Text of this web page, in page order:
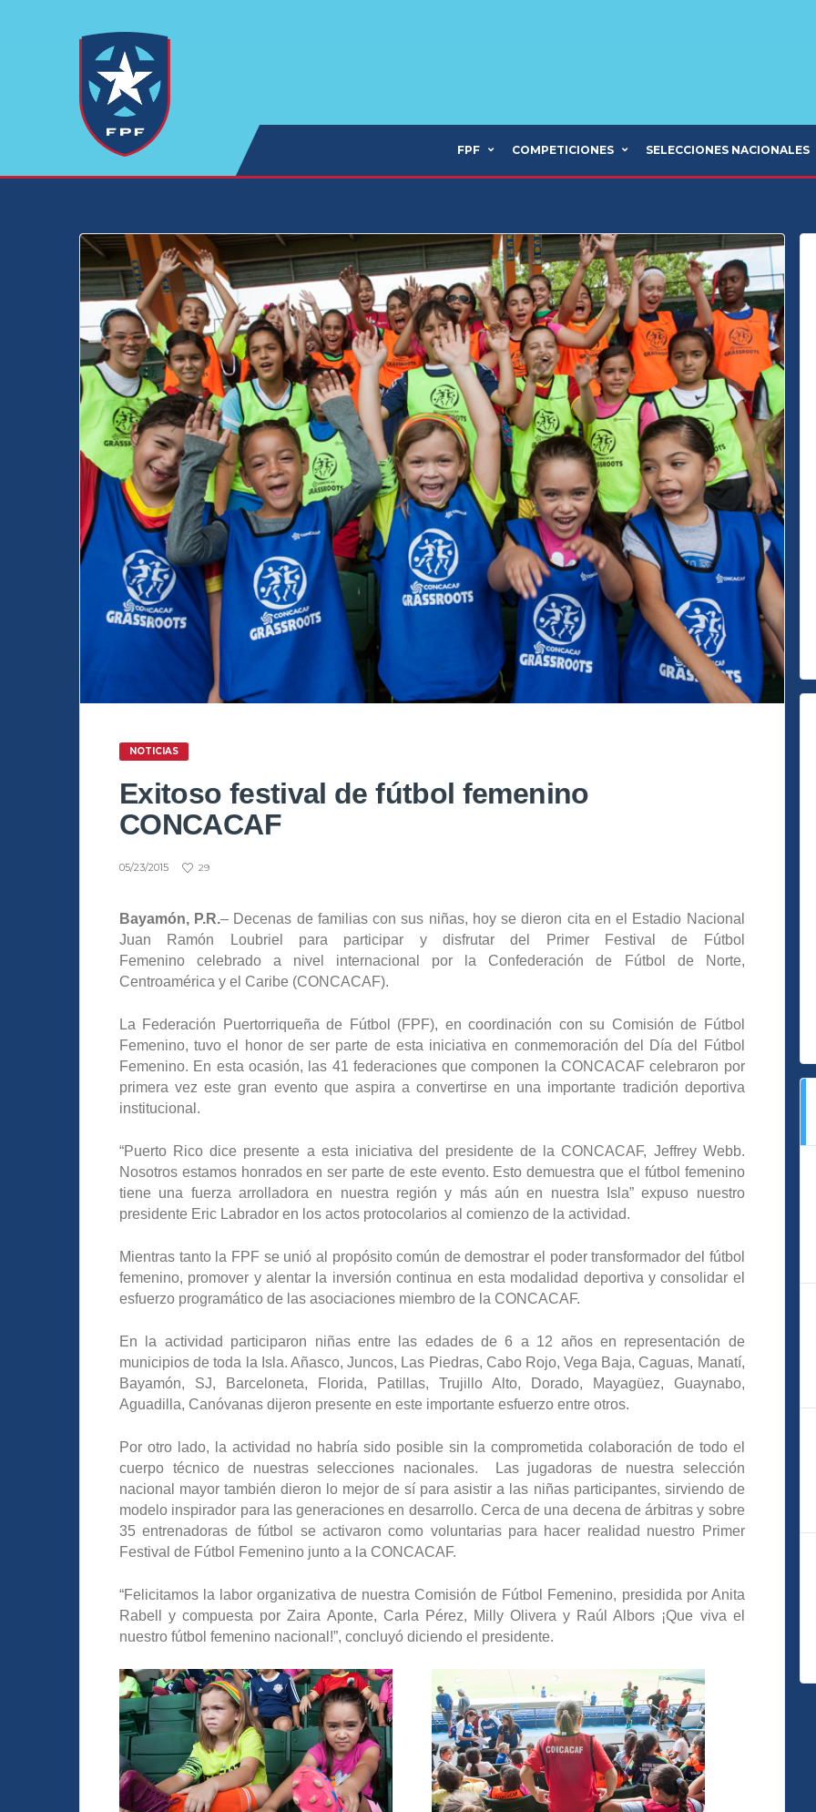
FPF COMPETICIONES SELECCIONES NACIONALES
NOTICIAS
Exitoso festival de fútbol femenino
CONCACAF
05/23/2015 29
Bayamón, P.R.– Decenas de familias con sus niñas, hoy se dieron cita en el Estadio Nacional
Juan Ramón Loubriel para participar y disfrutar del Primer Festival de Fútbol
Femenino celebrado a nivel internacional por la Confederación de Fútbol de Norte,
Centroamérica y el Caribe (CONCACAF).
La Federación Puertorriqueña de Fútbol (FPF), en coordinación con su Comisión de Fútbol
Femenino, tuvo el honor de ser parte de esta iniciativa en conmemoración del Día del Fútbol
Femenino. En esta ocasión, las 41 federaciones que componen la CONCACAF celebraron por
primera vez este gran evento que aspira a convertirse en una importante tradición deportiva
institucional.
“Puerto Rico dice presente a esta iniciativa del presidente de la CONCACAF, Jeffrey Webb.
Nosotros estamos honrados en ser parte de este evento. Esto demuestra que el fútbol femenino
tiene una fuerza arrolladora en nuestra región y más aún en nuestra Isla” expuso nuestro
presidente Eric Labrador en los actos protocolarios al comienzo de la actividad.
Mientras tanto la FPF se unió al propósito común de demostrar el poder transformador del fútbol
femenino, promover y alentar la inversión continua en esta modalidad deportiva y consolidar el
esfuerzo programático de las asociaciones miembro de la CONCACAF.
En la actividad participaron niñas entre las edades de 6 a 12 años en representación de
municipios de toda la Isla. Añasco, Juncos, Las Piedras, Cabo Rojo, Vega Baja, Caguas, Manatí,
Bayamón, SJ, Barceloneta, Florida, Patillas, Trujillo Alto, Dorado, Mayagüez, Guaynabo,
Aguadilla, Canóvanas dijeron presente en este importante esfuerzo entre otros.
Por otro lado, la actividad no habría sido posible sin la comprometida colaboración de todo el
cuerpo técnico de nuestras selecciones nacionales. Las jugadoras de nuestra selección
nacional mayor también dieron lo mejor de sí para asistir a las niñas participantes, sirviendo de
modelo inspirador para las generaciones en desarrollo. Cerca de una decena de árbitras y sobre
35 entrenadoras de fútbol se activaron como voluntarias para hacer realidad nuestro Primer
Festival de Fútbol Femenino junto a la CONCACAF.
“Felicitamos la labor organizativa de nuestra Comisión de Fútbol Femenino, presidida por Anita
Rabell y compuesta por Zaira Aponte, Carla Pérez, Milly Olivera y Raúl Albors ¡Que viva el
nuestro fútbol femenino nacional!”, concluyó diciendo el presidente.